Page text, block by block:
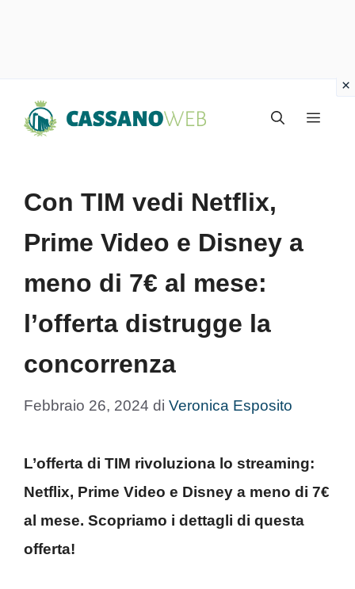
Menu
Con TIM vedi Netflix,
Prime Video e Disney a
meno di 7€ al mese:
l’offerta distrugge la
concorrenza
Febbraio 26, 2024 di Veronica Esposito
L’offerta di TIM rivoluziona lo streaming:
Netflix, Prime Video e Disney a meno di 7€
al mese. Scopriamo i dettagli di questa
offerta!